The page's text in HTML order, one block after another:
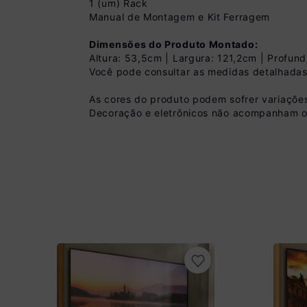
R$ 251,99 à vista
(10 % de desconto)
1 (um) Rack
Manual de Montagem e Kit Ferragem
Dimensões do Produto Montado:
Altura: 53,5cm | Largura: 121,2cm |
Você pode consultar as medidas
As cores do produto podem sofrer
Decoração e eletrônicos não